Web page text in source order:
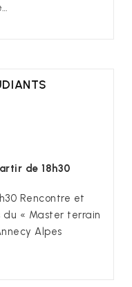
de 18h30
Rencontre et
du « Master terrain
Alpes